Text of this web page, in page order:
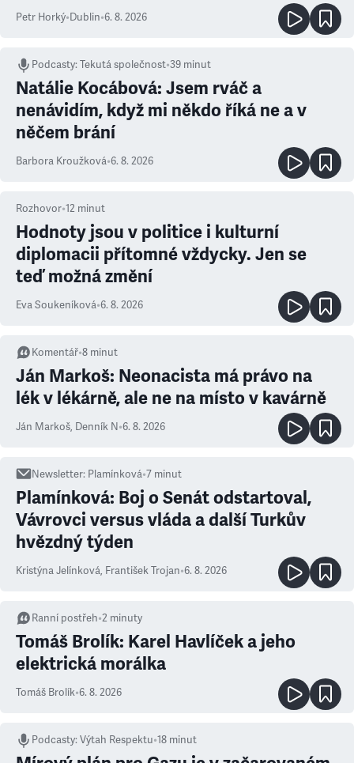
Petr Horký•Dublin•6. 8. 2026
Podcasty:Tekutá společnost•39 minut
Natálie Kocábová: Jsem rváč a
nenávidím, když mi někdo říká ne a v
něčem brání
Barbora Kroužková•6. 8. 2026
Rozhovor•12 minut
Hodnoty jsou v politice i kulturní
diplomacii přítomné vždycky. Jen se
teď možná změní
Eva Soukeníková•6. 8. 2026
Komentář•8 minut
Ján Markoš: Neonacista má právo na
lék v lékárně, ale ne na místo v kavárně
Ján Markoš, Denník N•6. 8. 2026
Newsletter: Plamínková•7 minut
Plamínková: Boj o Senát odstartoval,
Vávrovci versus vláda a další Turkův
hvězdný týden
Kristýna Jelínková, František Trojan•6. 8. 2026
Ranní postřeh•2 minuty
Tomáš Brolík: Karel Havlíček a jeho
elektrická morálka
Tomáš Brolík•6. 8. 2026
Podcasty:Výtah Respektu•18 minut